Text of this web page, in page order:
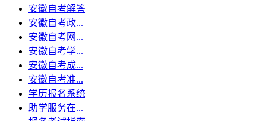
安徽自考解答
安徽自考政...
安徽自考网...
安徽自考学...
安徽自考成...
安徽自考准...
学历报名系统
助学服务在...